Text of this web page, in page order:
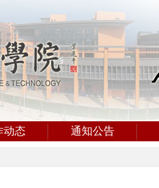
动态 通知公告